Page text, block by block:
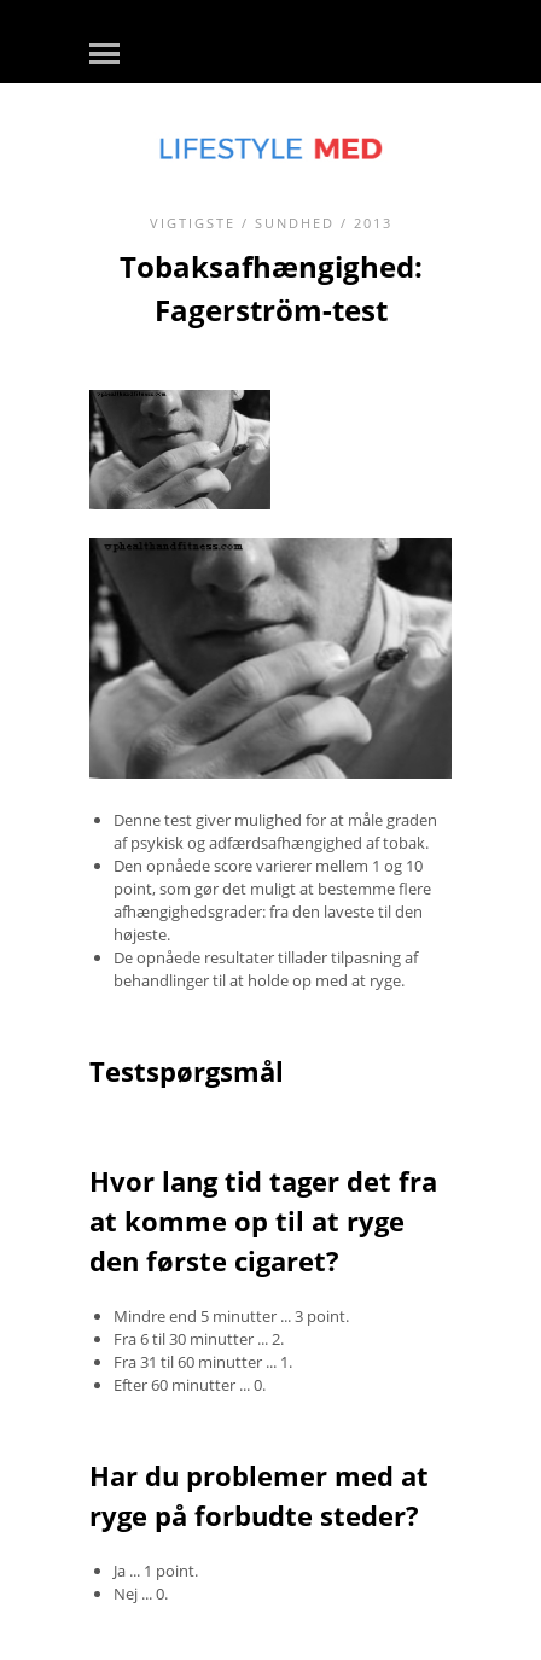
VIGTIGSTE / SUNDHED / 2013
Tobaksafhængighed:
Fagerström-test
Denne test giver mulighed for at måle graden
af ​​psykisk og adfærdsafhængighed af tobak.
Den opnåede score varierer mellem 1 og 10
point, som gør det muligt at bestemme flere
afhængighedsgrader: fra den laveste til den
højeste.
De opnåede resultater tillader tilpasning af
behandlinger til at holde op med at ryge.
Testspørgsmål
Hvor lang tid tager det fra
at komme op til at ryge
den første cigaret?
Mindre end 5 minutter ... 3 point.
Fra 6 til 30 minutter ... 2.
Fra 31 til 60 minutter ... 1.
Efter 60 minutter ... 0.
Har du problemer med at
ryge på forbudte steder?
Ja ... 1 point.
Nej ... 0.